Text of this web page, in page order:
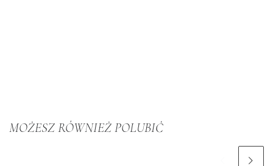
MOŻESZ RÓWNIEŻ POLUBIĆ